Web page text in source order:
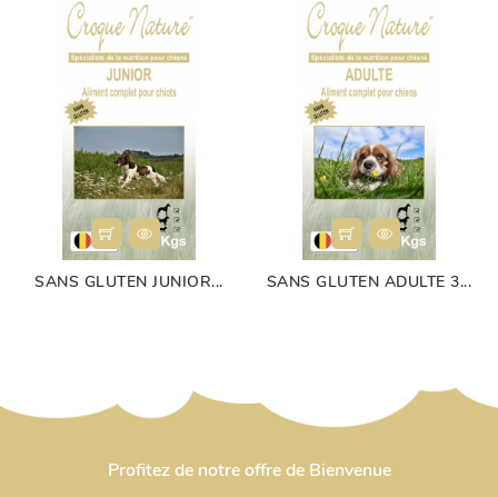
SANS GLUTEN JUNIOR... SANS GLUTEN ADULTE 3...
Profitez de notre offre de Bienvenue